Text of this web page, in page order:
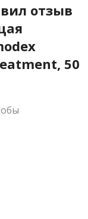
отзыв
50